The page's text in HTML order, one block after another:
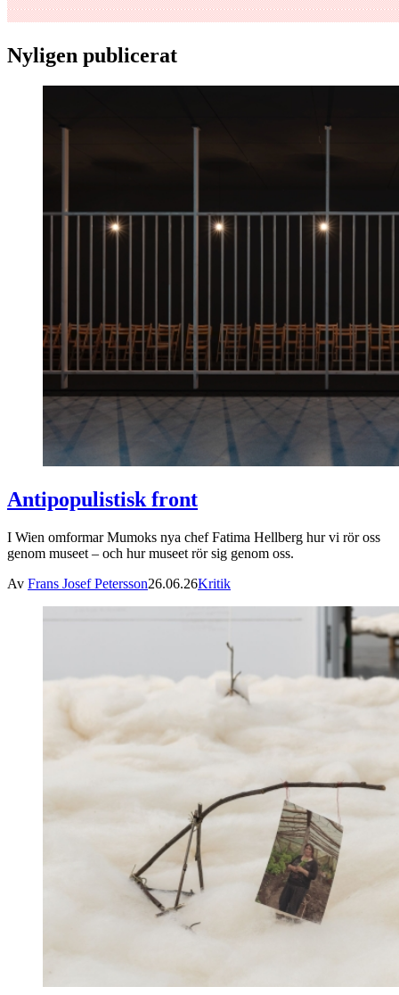
Nyligen publicerat
Antipopulistisk front
I Wien omformar Mumoks nya chef Fatima Hellberg hur vi rör oss
genom museet – och hur museet rör sig genom oss.
Av Frans Josef Petersson26.06.26Kritik